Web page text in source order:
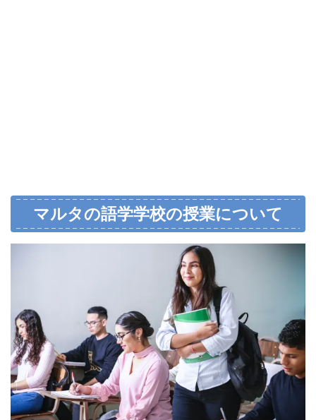
マルタの語学学校の授業について